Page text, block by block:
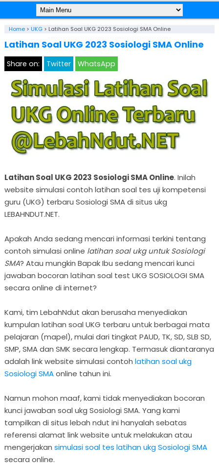
Home> UKG> Latihan Soal UKG 2023 Sosiologi SMA Online
Latihan Soal UKG 2023 Sosiologi SMA Online
Share on: Twitter WhatsApp
Latihan Soal UKG 2023 Sosiologi SMA Online. Inilah
website simulasi contoh latihan soal tes uji kompetensi
guru (UKG) terbaru Sosiologi SMA di situs ukg
LEBAHNDUT.NET.
Apakah Anda sedang mencari informasi terkini tentang
contoh simulasi online latihan soal ukg untuk Sosiologi
SMA? Atau mungkin Bapak Ibu sedang mencari kunci
jawaban bocoran latihan soal test UKG SOSIOLOGI SMA
secara online di internet?
Kami, tim LebahNdut akan berusaha menyediakan
kumpulan latihan soal UKG terbaru untuk berbagai mata
pelajaran (mapel), mulai dari tingkat PAUD, TK, SD, SLB SD,
SMP, SMA dan SMK secara lengkap. Termasuk diantaranya
adalah link website simulasi contoh latihan soal ukg
Sosiologi SMAonline tahun ini.
Namun mohon maaf, kami tidak menyediakan bocoran
kunci jawaban soal ukg Sosiologi SMA. Yang kami
tampilkan di situs lebah ndut ini hanyalah sebatas
referensi alamat link website untuk melakukan atau
mengerjakan simulasi soal tes latihan ukg Sosiologi SMA
secara online.